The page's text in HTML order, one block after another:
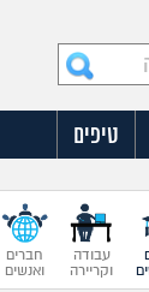
טיפים
עבודה
וקריירה
חברים
ואנשים